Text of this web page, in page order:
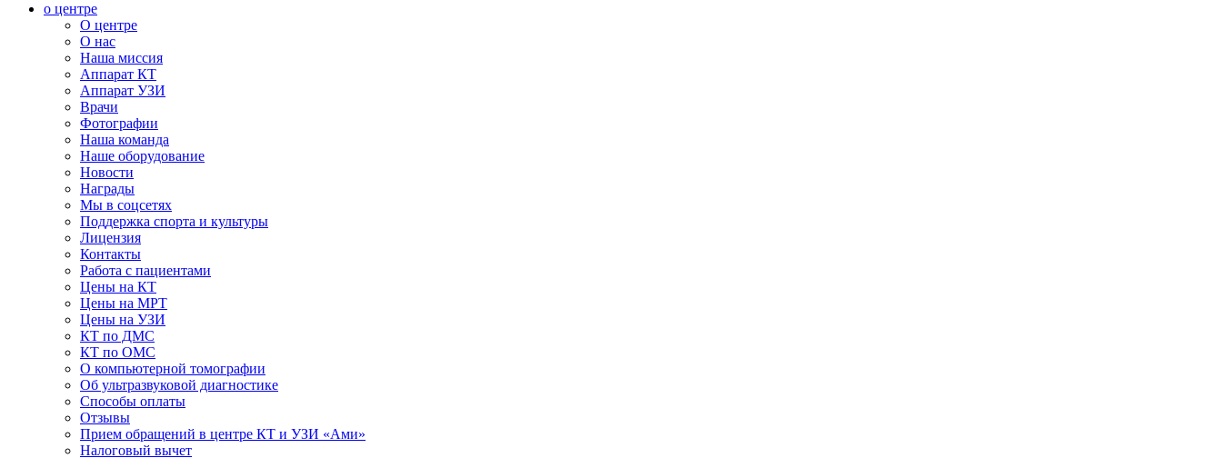
о центре
О центре
О нас
Наша миссия
Аппарат КТ
Аппарат УЗИ
Врачи
Фотографии
Наша команда
Наше оборудование
Новости
Награды
Мы в соцсетях
Поддержка спорта и культуры
Лицензия
Контакты
Работа с пациентами
Цены на КТ
Цены на МРТ
Цены на УЗИ
КТ по ДМС
КТ по ОМС
О компьютерной томографии
Об ультразвуковой диагностике
Способы оплаты
Отзывы
Прием обращений в центре КТ и УЗИ «Ами»
Налоговый вычет